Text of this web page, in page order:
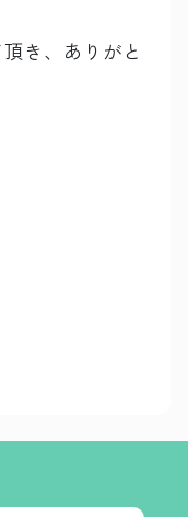
き、ありがと